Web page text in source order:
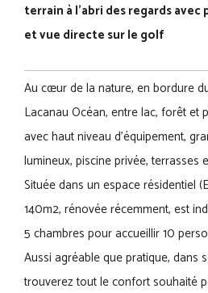
terrain à l’abri des regards
et vue directe sur le golf
Au cœur de la nature, en bordure
Lacanau Océan, entre lac, forêt et
avec haut niveau d’équipement,
lumineux, piscine privée, terrasses
Située dans un espace résidentiel
140m2, rénovée récemment, est
5 chambres pour accueillir 10
Aussi agréable que pratique, dans
trouverez tout le confort souhaité